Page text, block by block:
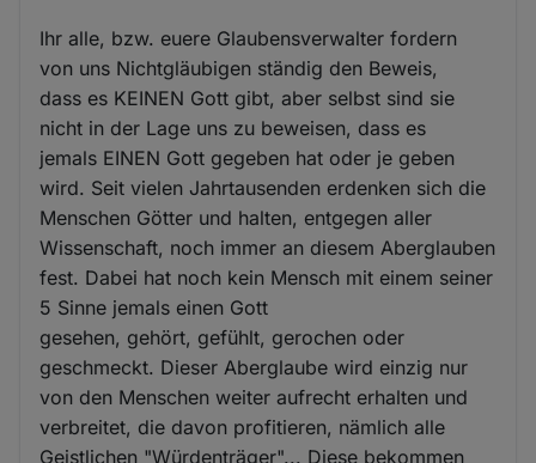
Ihr alle, bzw. euere Glaubensverwalter fordern
von uns Nichtgläubigen ständig den Beweis,
dass es KEINEN Gott gibt, aber selbst sind sie
nicht in der Lage uns zu beweisen, dass es
jemals EINEN Gott gegeben hat oder je geben
wird. Seit vielen Jahrtausenden erdenken sich die
Menschen Götter und halten, entgegen aller
Wissenschaft, noch immer an diesem Aberglauben
fest. Dabei hat noch kein Mensch mit einem seiner
5 Sinne jemals einen Gott
gesehen, gehört, gefühlt, gerochen oder
geschmeckt. Dieser Aberglaube wird einzig nur
von den Menschen weiter aufrecht erhalten und
verbreitet, die davon profitieren, nämlich alle
Geistlichen "Würdenträger"... Diese bekommen